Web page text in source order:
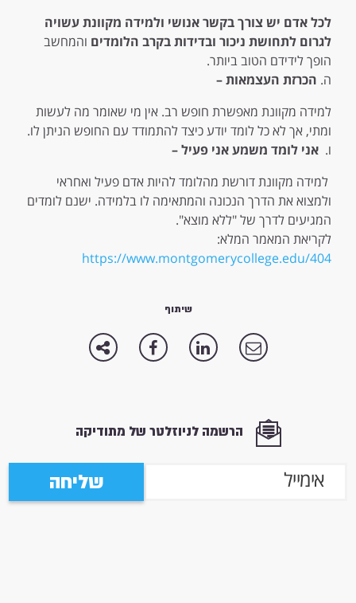
לכל אדם יש צורך בקשר אנושי ולמידה מקוונת עשויה
לגרום לתחושת ניכור ובדידות בקרב הלומדים והמחשב
הופך לידידם הטוב ביותר.
ה. הכרזת העצמאות –
למידה מקוונת מאפשרת חופש רב. אין מי שאומר מה לעשות
ומתי, אך לא כל לומד יודע כיצד להתמודד עם החופש הניתן לו.
ו.אני לומד משמע אני פעיל –
למידה מקוונת דורשת מהלומד להיות אדם פעיל ואחראי
ולמצוא את הדרך הנכונה והמתאימה לו בלמידה. ישנם לומדים
המגיעים לדרך של "ללא מוצא".
לקריאת המאמר המלא:
https://www.montgomerycollege.edu/404
שיתוף
הרשמה לניוזלטר של מתודיקה
שליחה